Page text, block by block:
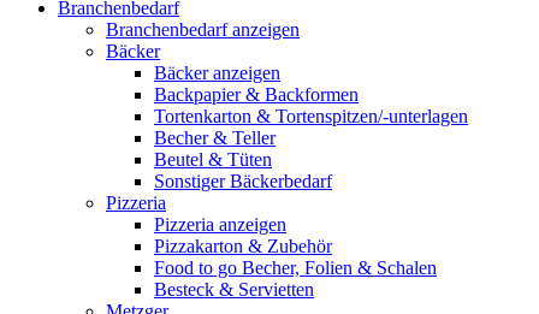
Branchenbedarf
Branchenbedarf anzeigen
Bäcker
Bäcker anzeigen
Backpapier & Backformen
Tortenkarton & Tortenspitzen/-unterlagen
Becher & Teller
Beutel & Tüten
Sonstiger Bäckerbedarf
Pizzeria
Pizzeria anzeigen
Pizzakarton & Zubehör
Food to go Becher, Folien & Schalen
Besteck & Servietten